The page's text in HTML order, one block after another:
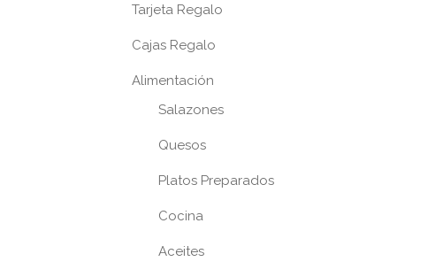
Tarjeta Regalo
Cajas Regalo
Alimentación
Salazones
Quesos
Platos Preparados
Cocina
Aceites